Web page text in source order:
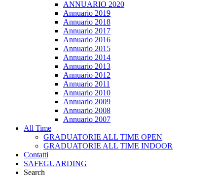
ANNUARIO 2020
Annuario 2019
Annuario 2018
Annuario 2017
Annuario 2016
Annuario 2015
Annuario 2014
Annuario 2013
Annuario 2012
Annuario 2011
Annuario 2010
Annuario 2009
Annuario 2008
Annuario 2007
All Time
GRADUATORIE ALL TIME OPEN
GRADUATORIE ALL TIME INDOOR
Contatti
SAFEGUARDING
Search